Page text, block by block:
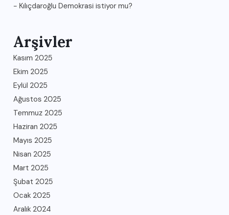
- Kılıçdaroğlu Demokrasi istiyor mu?
Arşivler
Kasım 2025
Ekim 2025
Eylül 2025
Ağustos 2025
Temmuz 2025
Haziran 2025
Mayıs 2025
Nisan 2025
Mart 2025
Şubat 2025
Ocak 2025
Aralık 2024